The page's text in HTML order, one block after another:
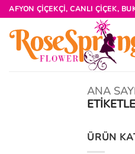
İçeriğe
atla
AFYON ÇIÇEKÇI, CANLI ÇIÇEK,
ANA
ÜRÜN